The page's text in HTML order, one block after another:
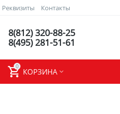
Реквизиты Контакты
8(812) 320-88-25
8(495) 281-51-61
0
КОРЗИНА